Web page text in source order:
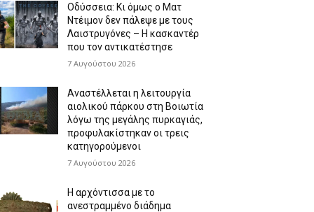
Οδύσσεια: Κι όμως ο Ματ
Ντέιμον δεν πάλεψε με τους
Λαιστρυγόνες – Η κασκαντέρ
που τον αντικατέστησε
7 Αυγούστου 2026
Αναστέλλεται η λειτουργία
αιολικού πάρκου στη Βοιωτία
λόγω της μεγάλης πυρκαγιάς,
προφυλακίστηκαν οι τρεις
κατηγορούμενοι
7 Αυγούστου 2026
Η αρχόντισσα με το
ανεστραμμένο διάδημα